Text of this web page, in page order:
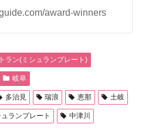
award-winners
ラン(ミシュランプレート)
岐阜
多治見 瑞浪 恵那 土岐
ュランプレート 中津川